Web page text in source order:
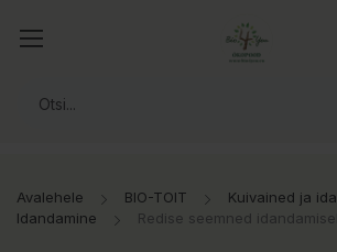
Avalehele BIO-TOIT
Kuivained ja
Idandamine
Redise seemned